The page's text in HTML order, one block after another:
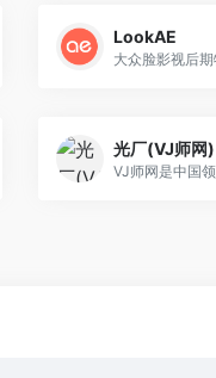
LookAE
大众脸影视后
光厂(VJ师网)